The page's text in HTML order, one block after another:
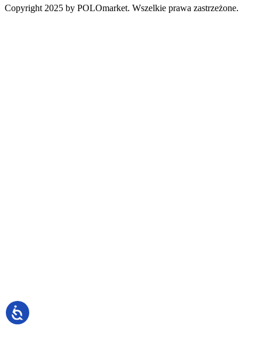
Copyright 2025 by POLOmarket. Wszelkie prawa zastrzeżone.